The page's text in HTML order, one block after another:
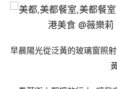
早晨陽光從泛黃的玻璃窗照